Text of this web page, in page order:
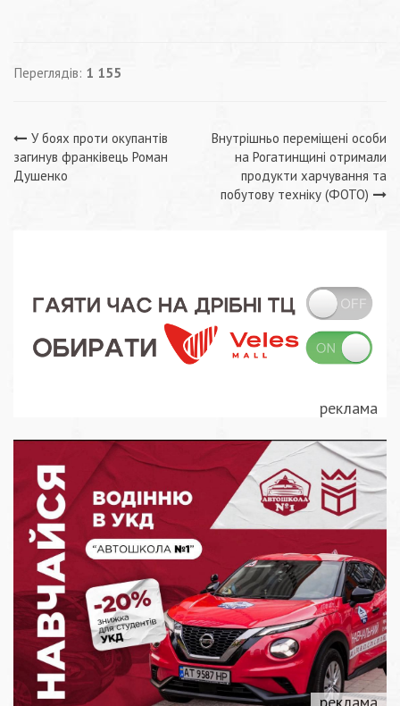
Переглядів: 1 155
Навігація
записів
У боях проти окупантів
загинув франківець Роман
Душенко
Внутрішньо переміщені особи
на Рогатинщині отримали
продукти харчування та
побутову техніку (ФОТО)